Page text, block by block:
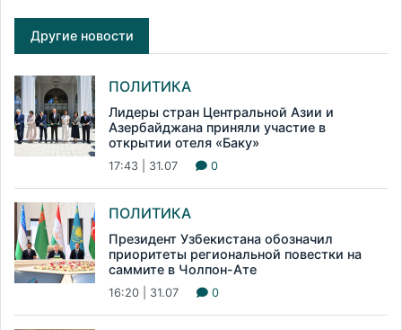
Другие новости
ПОЛИТИКА
Лидеры стран Центральной Азии и
Азербайджана приняли участие в
открытии отеля «Баку»
17:43 | 31.07 0
ПОЛИТИКА
Президент Узбекистана обозначил
приоритеты региональной повестки на
саммите в Чолпон-Ате
16:20 | 31.07 0